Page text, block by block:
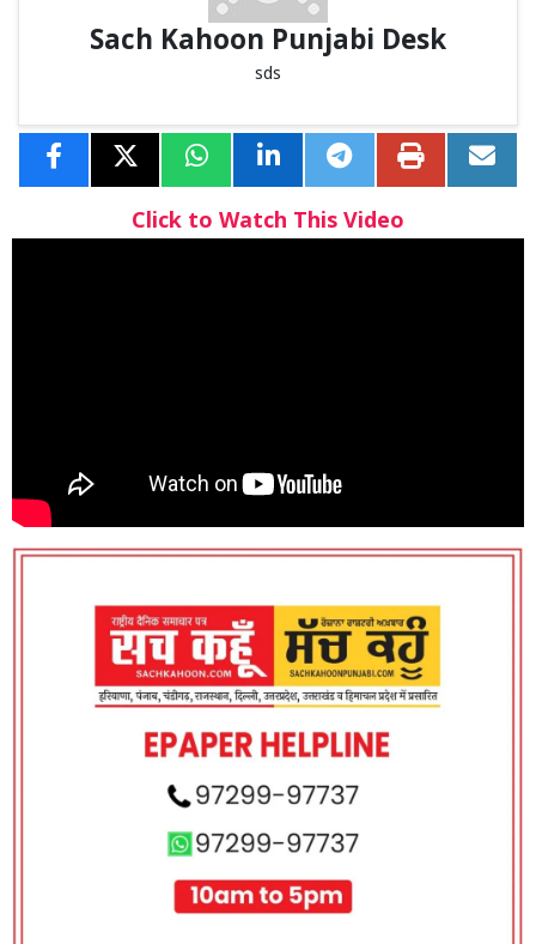
Sach Kahoon Punjabi Desk
sds
Click to Watch This Video